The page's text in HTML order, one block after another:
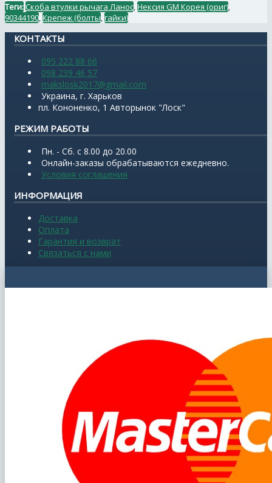
Теги:Скоба втулки рычага Ланос Нексия GM Корея (ориг)
90344190 Крепеж (болты гайки)
КОНТАКТЫ
095 222 88 66
098 239 46 57
makslosk2017@gmail.com
Украина, г. Харьков
пл. Кононенко, 1 Авторынок "Лоск"
РЕЖИМ РАБОТЫ
Пн. - Сб. с 8.00 до 20.00
Онлайн-заказы обрабатываются ежедневно.
Условия соглашения
ИНФОРМАЦИЯ
Доставка
Оплата
Гарантия и возврат
Связаться с нами